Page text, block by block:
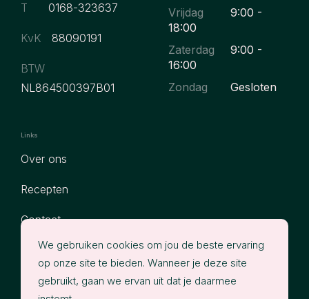
T 0168-323637
KvK 88090191
BTW
NL864500397B01
Vrijdag
9:00 -
18:00
Zaterdag
9:00 -
16:00
Zondag
Gesloten
Links
Over ons
Recepten
Contact
Assortiment
Privacy
We gebruiken cookies om jou de beste ervaring
op onze site te bieden. Wanneer je deze site
gebruikt, gaan we ervan uit dat je daarmee